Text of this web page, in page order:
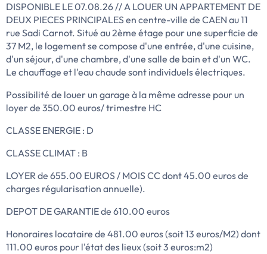
DISPONIBLE LE 07.08.26 // A LOUER UN APPARTEMENT DE
DEUX PIECES PRINCIPALES en centre-ville de CAEN au 11
rue Sadi Carnot. Situé au 2ème étage pour une superficie de
37 M2, le logement se compose d'une entrée, d'une cuisine,
d'un séjour, d'une chambre, d'une salle de bain et d'un WC.
Le chauffage et l'eau chaude sont individuels électriques.
Possibilité de louer un garage à la même adresse pour un
loyer de 350.00 euros/ trimestre HC
CLASSE ENERGIE : D
CLASSE CLIMAT : B
LOYER de 655.00 EUROS / MOIS CC dont 45.00 euros de
charges régularisation annuelle).
DEPOT DE GARANTIE de 610.00 euros
Honoraires locataire de 481.00 euros (soit 13 euros/M2) dont
111.00 euros pour l'état des lieux (soit 3 euros:m2)